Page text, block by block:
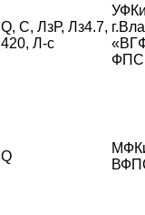
Q, С, ЛзР, Лз4.7,
420, Л-с
ФПС
Q